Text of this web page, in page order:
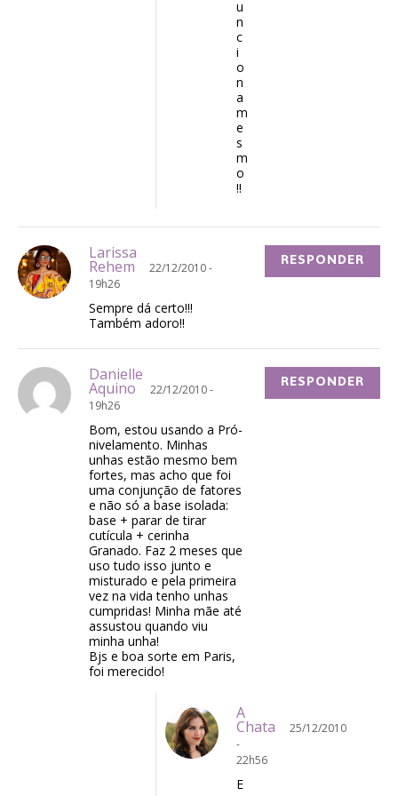
u
n
c
i
o
n
a
m
e
s
m
o
!!
Larissa
Rehem
22/12/2010 -
19h26
Sempre dá certo!!!
Também adoro!!
RESPONDER
Danielle
Aquino
22/12/2010 -
19h26
Bom, estou usando a Pró-
nivelamento. Minhas
unhas estão mesmo bem
fortes, mas acho que foi
uma conjunção de fatores
e não só a base isolada:
base + parar de tirar
cutícula + cerinha
Granado. Faz 2 meses que
uso tudo isso junto e
misturado e pela primeira
vez na vida tenho unhas
cumpridas! Minha mãe até
assustou quando viu
minha unha!
Bjs e boa sorte em Paris,
foi merecido!
RESPONDER
A
Chata
25/12/2010
-
22h56
E